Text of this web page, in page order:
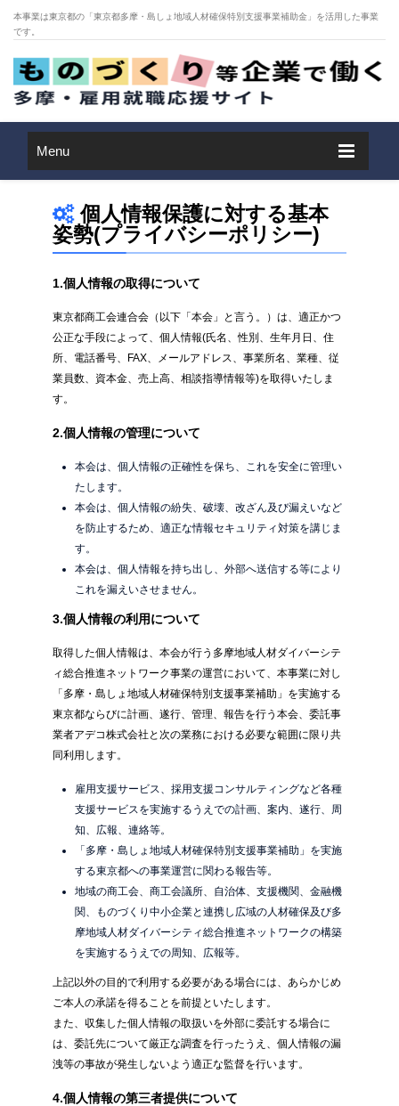
本事業は東京都の「東京都多摩・島しょ地域人材確保特別支援事業補助金」を活用した事業
です。
Menu
個人情報保護に対する基本
姿勢(プライバシーポリシー)
1.個人情報の取得について
東京都商工会連合会（以下「本会」と言う。）は、適正かつ
公正な手段によって、個人情報(氏名、性別、生年月日、住
所、電話番号、FAX、メールアドレス、事業所名、業種、従
業員数、資本金、売上高、相談指導情報等)を取得いたしま
す。
2.個人情報の管理について
本会は、個人情報の正確性を保ち、これを安全に管理い
たします。
本会は、個人情報の紛失、破壊、改ざん及び漏えいなど
を防止するため、適正な情報セキュリティ対策を講じま
す。
本会は、個人情報を持ち出し、外部へ送信する等により
これを漏えいさせません。
3.個人情報の利用について
取得した個人情報は、本会が行う多摩地域人材ダイバーシテ
ィ総合推進ネットワーク事業の運営において、本事業に対し
「多摩・島しょ地域人材確保特別支援事業補助」を実施する
東京都ならびに計画、遂行、管理、報告を行う本会、委託事
業者アデコ株式会社と次の業務における必要な範囲に限り共
同利用します。
雇用支援サービス、採用支援コンサルティングなど各種
支援サービスを実施するうえでの計画、案内、遂行、周
知、広報、連絡等。
「多摩・島しょ地域人材確保特別支援事業補助」を実施
する東京都への事業運営に関わる報告等。
地域の商工会、商工会議所、自治体、支援機関、金融機
関、ものづくり中小企業と連携し広域の人材確保及び多
摩地域人材ダイバーシティ総合推進ネットワークの構築
を実施するうえでの周知、広報等。
上記以外の目的で利用する必要がある場合には、あらかじめ
ご本人の承諾を得ることを前提といたします。
また、収集した個人情報の取扱いを外部に委託する場合に
は、委託先について厳正な調査を行ったうえ、個人情報の漏
洩等の事故が発生しないよう適正な監督を行います。
4.個人情報の第三者提供について